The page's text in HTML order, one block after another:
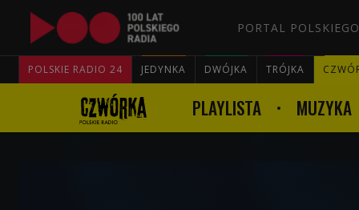
PORTAL
POLSKIE RADIO 24 JEDYNKA DWÓJKA TRÓJKA
PLAYLISTA MUZYKA